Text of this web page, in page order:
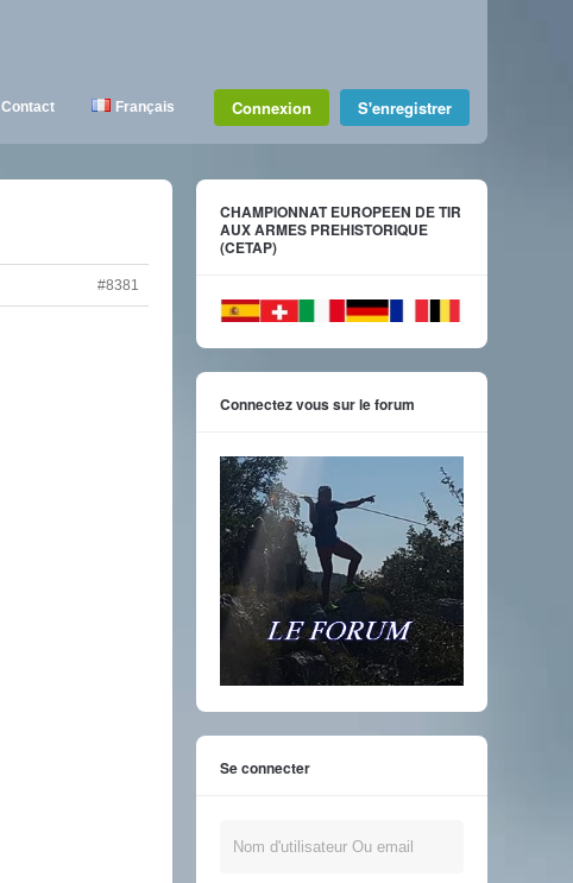
Contact Français Connexion S'enregistrer
#8381
CHAMPIONNAT EUROPEEN DE TIR
AUX ARMES PREHISTORIQUE
(CETAP)
Connectez vous sur le forum
Se connecter